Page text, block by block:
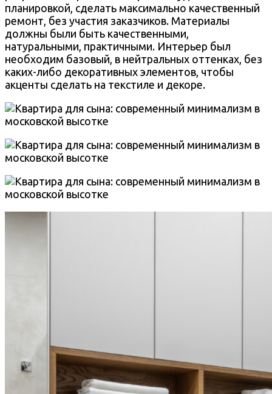
планировкой, сделать максимально качественный
ремонт, без участия заказчиков. Материалы
должны были быть качественными,
натуральными, практичными. Интерьер был
необходим базовый, в нейтральных оттенках, без
каких-либо декоративных элементов, чтобы
акценты сделать на текстиле и декоре.